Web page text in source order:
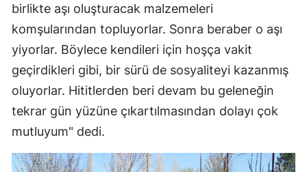
birlikte aşı oluşturacak malzemeleri
komşularından topluyorlar. Sonra beraber o aşı
yiyorlar. Böylece kendileri için hoşça vakit
geçirdikleri gibi, bir sürü de sosyaliteyi kazanmış
oluyorlar. Hititlerden beri devam bu geleneğin
tekrar gün yüzüne çıkartılmasından dolayı çok
mutluyum" dedi.